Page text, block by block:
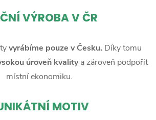
VÝROBA V ČR
vyrábíme pouze v Česku. Díky tomu
úroveň kvalitya zároveň podpořit
místní ekonomiku.
MOTIV